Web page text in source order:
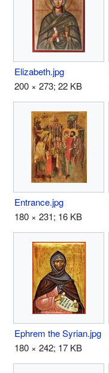
Elizabeth.jpg
200 × 273; 22 KB
Entrance.jpg
180 × 231; 16 KB
Ephrem the Syrian.jpg
180 × 242; 17 KB